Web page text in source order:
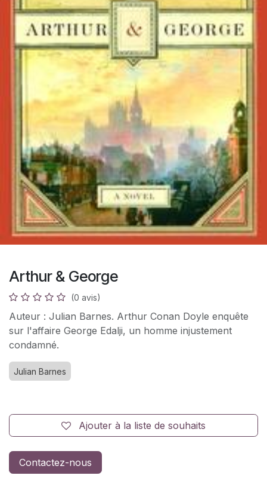
Arthur & George
(0 avis)
Auteur : Julian Barnes. Arthur Conan Doyle enquête
sur l'affaire George Edalji, un homme injustement
condamné.
Julian Barnes
Ajouter à la liste de souhaits
Contactez-nous